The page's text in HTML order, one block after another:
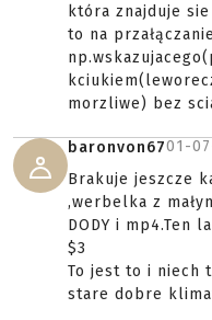
która znajduje
to na
morzliwe) bez
baronvon6701-
Brakuje jeszcze
,werbelka z
DODY i mp4.Ten
$3
To jest to i niech
stare dobre